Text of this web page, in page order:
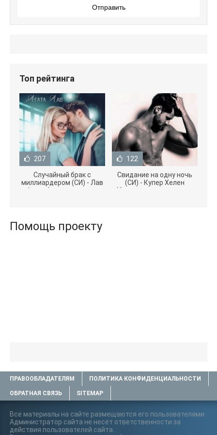
Отправить
Топ рейтинга
207
Случайный брак с
миллиардером (СИ) - Лав
Агата (полная версия
122
Свидание на одну ночь
(СИ) - Купер Хелен
(бесплатные серии книг
Помощь проекту
ПРАВООБЛАДАТЕЛЯМ ПОЛИТИКА КОНФИДЕНЦИАЛЬНОСТИ
ОБРАТНАЯ СВЯЗЬ SITEMAP
Все материалы на сайте размещаются его пользователями.
Администратор сайта не несёт ответственности за
действия пользователей сайта..